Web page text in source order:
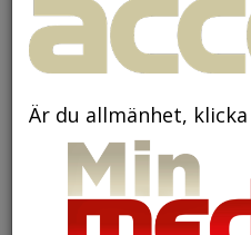
Sena effekter
förkylningar
Är du allmänhet, klicka